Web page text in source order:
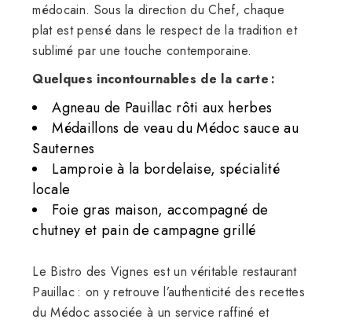
médocain. Sous la direction du Chef, chaque
plat est pensé dans le respect de la tradition et
sublimé par une touche contemporaine.
Quelques incontournables de la carte :
Agneau de Pauillac rôti aux herbes
Médaillons de veau du Médoc sauce au
Sauternes
Lamproie à la bordelaise, spécialité
locale
Foie gras maison, accompagné de
chutney et pain de campagne grillé
Le Bistro des Vignes est un véritable restaurant
Pauillac : on y retrouve l’authenticité des recettes
du Médoc associée à un service raffiné et